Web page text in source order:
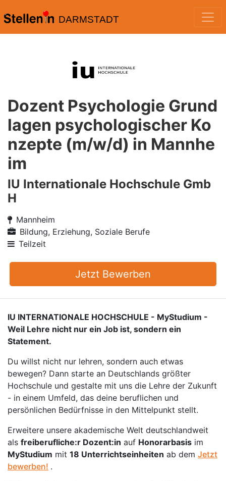
DARMSTADT
Dozent Psychologie Grund
lagen psychologischer Ko
nzepte (m/w/d) in Mannhe
im
IU Internationale Hochschule Gmb
H
Mannheim
Bildung, Erziehung, Soziale Berufe
Teilzeit
Jetzt Bewerben
IU INTERNATIONALE HOCHSCHULE - MyStudium -
Weil Lehre nicht nur ein Job ist, sondern ein
Statement.
Du willst nicht nur lehren, sondern auch etwas
bewegen? Dann starte an Deutschlands größter
Hochschule und gestalte mit uns die Lehre der Zukunft
- in einem Umfeld, das deine beruflichen und
persönlichen Bedürfnisse in den Mittelpunkt stellt.
Erweitere unsere akademische Welt deutschlandweit
als freiberufliche:r Dozent:in auf Honorarbasis im
MyStudium mit 18 Unterrichtseinheiten ab dem Jetzt
bewerben! .